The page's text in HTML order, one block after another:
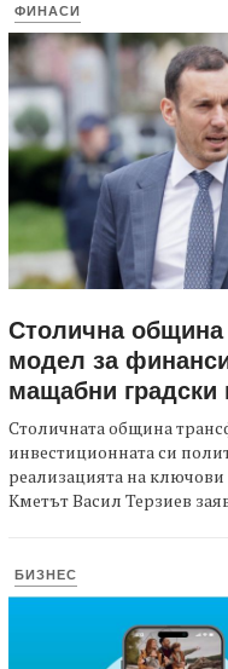
ФИНАСИ
Столична
модел за
мащабни градски
Столичната община
инвестиционната си
реализацията на
Кметът Васил Терзиев
БИЗНЕС